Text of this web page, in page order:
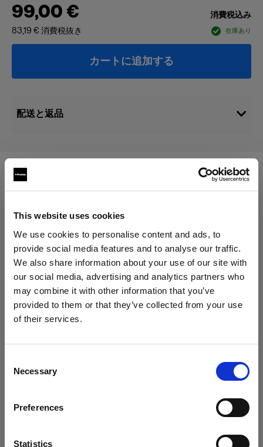
This website uses cookies
We use cookies to personalise content and ads, to
provide social media features and to analyse our traffic.
We also share information about your use of our site with
our social media, advertising and analytics partners who
may combine it with other information that you’ve
provided to them or that they’ve collected from your use
of their services.
Selection
Necessary
Preferences
Statistics
地域を変更しますか？
Cyprus
99,00 €
消費税込み
83,19 € 消費税抜き 在庫あり
カートに追加する
配送と返品
次に対応：
Battery-powered
Profoto B10
Profoto B10 Plus
Profoto B10X & B10X Plus
Profoto Pro-B3
Profoto A2 Connect キット